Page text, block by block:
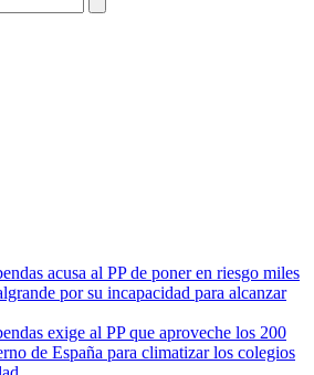
acusa al PP de poner en riesgo miles
por su incapacidad para alcanzar
exige al PP que aproveche los 200
de España para climatizar los colegios